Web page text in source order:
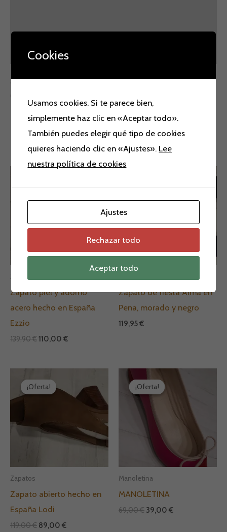
Valoraciones (0)
Zapato Sept Store.
Colores: oro y plata.
Productos relacionados
Zapatos
Zapato piel y adorno
acero hecho en España
Ezzio
139,90€
El
original
era:
110,00 €
El
actual
es:
Zapato de fiesta Alma en
Pena, morado y negro
119,95€
¡Oferta!
¡Oferta!
Zapatos
Zapato abierto hecho en
España Lodi
119,00€
precio
original
89,00 €
actual
89,00 €.
¡Oferta!
¡Oferta!
Manoletina
MANOLETINA
69,00€
precio
original
era:
69,00 €.
39,00 €
El
precio
actual
39,00 €.
Cookies
Usamos cookies. Si te parece bien,
simplemente haz clic en «Aceptar todo».
También puedes elegir qué tipo de cookies
quieres haciendo clic en «Ajustes». Lee
nuestra política de cookies
Ajustes
Rechazar todo
Aceptar todo